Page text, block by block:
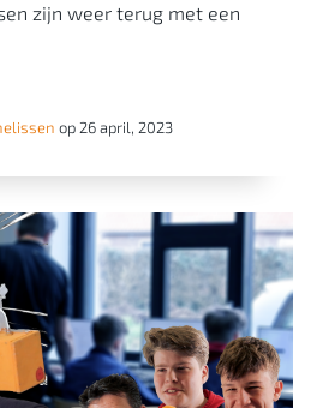
zijn weer terug met een
op 26 april, 2023